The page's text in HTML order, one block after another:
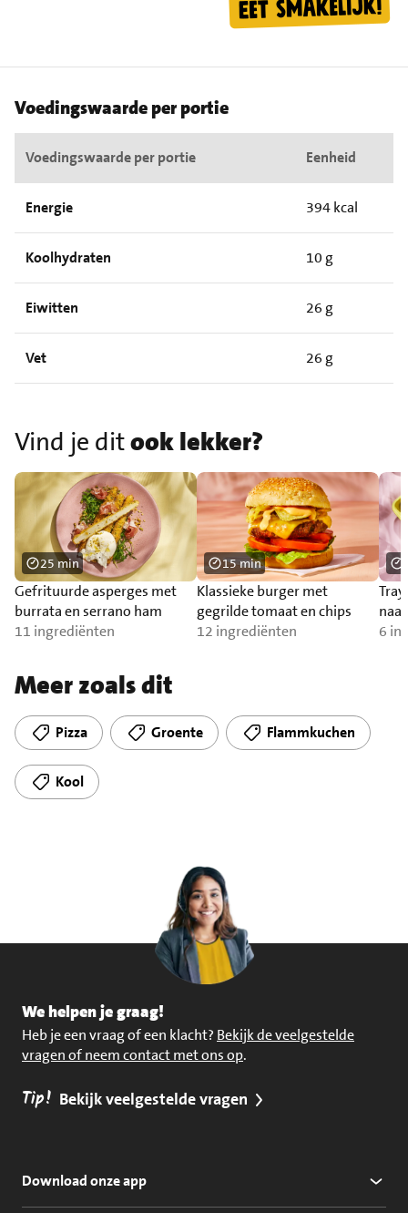
Voedingswaarde per portie
Voedingswaarde per portie Eenheid
Energie 394 kcal
Koolhydraten 10 g
Eiwitten 26 g
Vet 26 g
Vind je ditook lekker?
Gefrituurde asperges met
burrata en serrano ham
11 ingrediënten
25 min
Klassieke burger met
gegrilde tomaat en chips
12 ingrediënten
15 min
6
Meer zoals dit
Pizza Groente Flammkuchen
Kool
We helpen je graag!
Heb je een vraag of een klacht? Bekijk de veelgestelde
vragen of neem contact met ons op.
Tip! Bekijk veelgestelde vragen
Download onze app